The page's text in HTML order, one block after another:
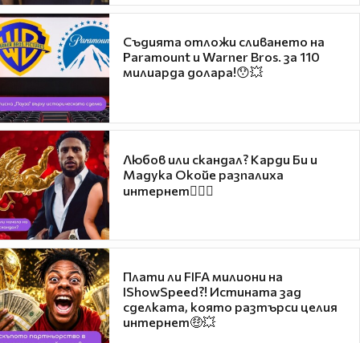
Съдията отложи сливането на
Paramount и Warner Bros. за 110
милиарда долара!😯💥
Любов или скандал? Карди Би и
Мадука Окойе разпалиха
интернет❤️‍🔥🔥
Плати ли FIFA милиони на
IShowSpeed?! Истината зад
сделката, която разтърси целия
интернет🤑💥